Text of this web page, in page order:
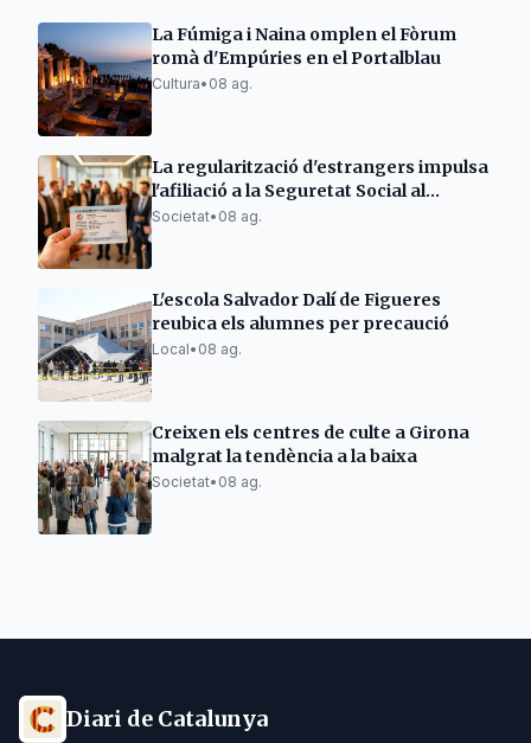
La Fúmiga i Naina omplen el Fòrum
romà d'Empúries en el Portalblau
Cultura• 08 ag.
La regularització d'estrangers impulsa
l'afiliació a la Seguretat Social al
Berguedà
Societat• 08 ag.
L'escola Salvador Dalí de Figueres
reubica els alumnes per precaució
Local• 08 ag.
Creixen els centres de culte a Girona
malgrat la tendència a la baixa
Societat• 08 ag.
Diari de Catalunya